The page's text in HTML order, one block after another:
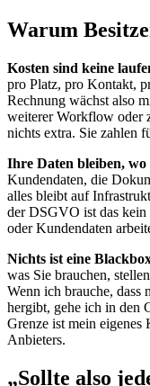
Warum
Kosten sind keine
pro Platz, pro Kontakt,
Rechnung wächst also
weiterer Workflow oder
nichts extra. Sie zahlen
Ihre Daten bleiben, wo
Kundendaten, die
alles bleibt auf
der DSGVO ist das kein
oder Kundendaten
Nichts ist eine
was Sie brauchen,
Wenn ich brauche, dass
hergibt, gehe ich in den
Grenze ist mein eigenes
Anbieters.
„Sollte also